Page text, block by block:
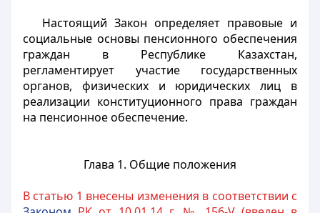
Настоящий Закон определяет правовые и
социальные основы пенсионного обеспечения
граждан в Республике Казахстан,
регламентирует участие государственных
органов, физических и юридических лиц в
реализации конституционного права граждан
на пенсионное обеспечение.
Глава 1. Общие положения
В статью 1 внесены изменения в соответствии с